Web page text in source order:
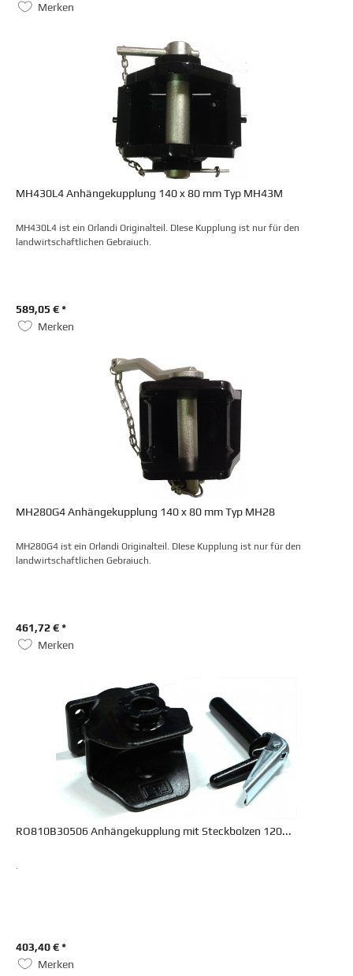
Merken
MH430L4 Anhängekupplung 140 x 80 mm Typ MH43M
MH430L4 ist ein Orlandi Originalteil. DIese Kupplung ist nur für den
landwirtschaftlichen Gebraiuch.
589,05 € *
Merken
MH280G4 Anhängekupplung 140 x 80 mm Typ MH28
MH280G4 ist ein Orlandi Originalteil. DIese Kupplung ist nur für den
landwirtschaftlichen Gebraiuch.
461,72 € *
Merken
RO810B30506 Anhängekupplung mit Steckbolzen 120...
.
403,40 € *
Merken